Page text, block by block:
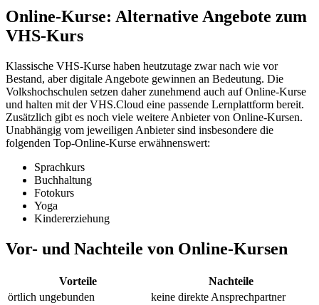
Online-Kurse: Alternative Angebote zum
VHS-Kurs
Klassische VHS-Kurse haben heutzutage zwar nach wie vor
Bestand, aber digitale Angebote gewinnen an Bedeutung. Die
Volkshochschulen setzen daher zunehmend auch auf Online-Kurse
und halten mit der VHS.Cloud eine passende Lernplattform bereit.
Zusätzlich gibt es noch viele weitere Anbieter von Online-Kursen.
Unabhängig vom jeweiligen Anbieter sind insbesondere die
folgenden Top-Online-Kurse erwähnenswert:
Sprachkurs
Buchhaltung
Fotokurs
Yoga
Kindererziehung
Vor- und Nachteile von Online-Kursen
Vorteile
Nachteile
örtlich ungebunden
keine direkte Ansprechpartner